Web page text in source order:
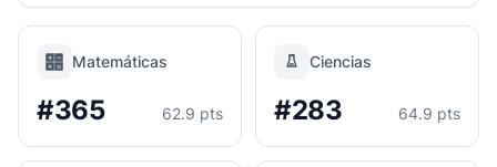
Matemáticas
#365 62.9 pts
Ciencias
#283 64.9 pts